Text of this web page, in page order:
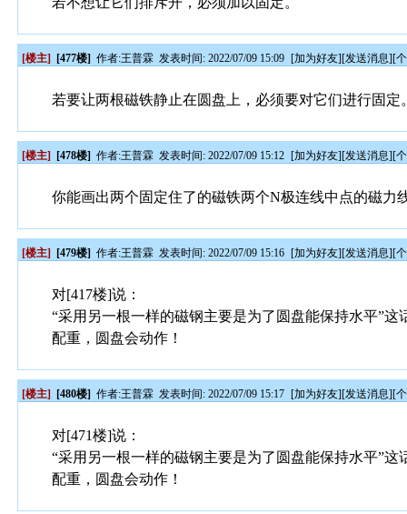
[楼主] [477楼] 作者:王普霖 发表时间: 2022/07/09 15:09 [加为好友][发送消息][
若要让两根磁铁静止在圆盘上，必须要对它们进行固定
[楼主] [478楼] 作者:王普霖 发表时间: 2022/07/09 15:12 [加为好友][发送消息][
你能画出两个固定住了的磁铁两个N极连线中点的磁力
[楼主] [479楼] 作者:王普霖 发表时间: 2022/07/09 15:16 [加为好友][发送消息][
对[417楼]说：
“采用另一根一样的磁钢主要是为了圆盘能保持水平”
配重，圆盘会动作！
[楼主] [480楼] 作者:王普霖 发表时间: 2022/07/09 15:17 [加为好友][发送消息][
对[471楼]说：
“采用另一根一样的磁钢主要是为了圆盘能保持水平”
配重，圆盘会动作！